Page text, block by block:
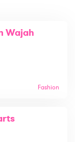
Wajah
Fashion